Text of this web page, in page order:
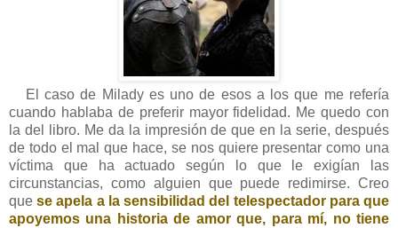
El caso de Milady es uno de esos a los que me refería
cuando hablaba de preferir mayor fidelidad. Me quedo con
la del libro. Me da la impresión de que en la serie, después
de todo el mal que hace, se nos quiere presentar como una
víctima que ha actuado según lo que le exigían las
circunstancias, como alguien que puede redimirse. Creo
quese apela a la sensibilidad del telespectador para que
apoyemos una historia de amor que, para mí, no tiene